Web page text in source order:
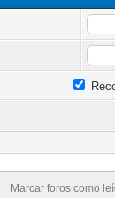
Marcar foros como